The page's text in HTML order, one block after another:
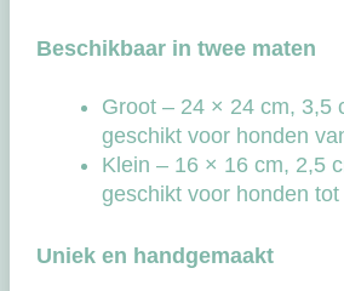
Beschikbaar in twee maten
Groot – 24 × 24 cm, 3,5
geschikt voor honden
Klein – 16 × 16 cm, 2,5
geschikt voor honden tot
Uniek en handgemaakt